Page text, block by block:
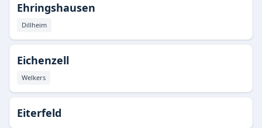
Ehringshausen
Dillheim
Eichenzell
Welkers
Eiterfeld